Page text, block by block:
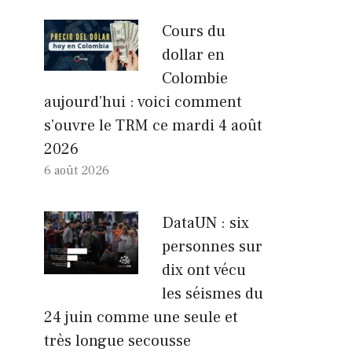
Cours du
dollar en
Colombie
aujourd’hui : voici comment
s’ouvre le TRM ce mardi 4 août
2026
6 août 2026
DataUN : six
personnes sur
dix ont vécu
les séismes du
24 juin comme une seule et
très longue secousse